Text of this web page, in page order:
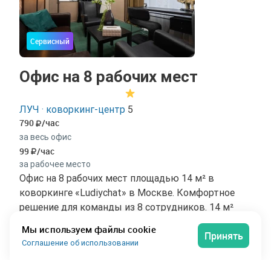
Сервисный
Офис на 8 рабочих мест
ЛУЧ · коворкинг-центр 5
790 /час
за весь офис
99 /час
за рабочее место
Офис на 8 рабочих мест площадью 14 м² в
коворкинге «Ludiychat» в Москве. Комфортное
решение для команды из 8 сотрудников. 14 м²
продуманного пространства — без тесноты в
течение всего дня. Офис расположен по адресу
улица Достоевского, 1/21с1, на 1 этаже 1-
Мы используем файлы cookie
Соглашение об использовании
Принять